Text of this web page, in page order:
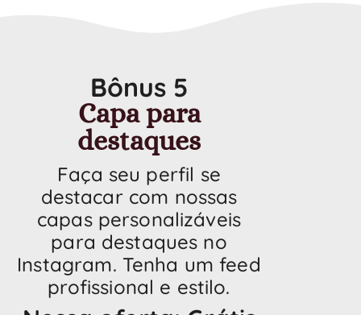
Bônus 5
Capa para
destaques
Faça seu perfil se
destacar com nossas
capas personalizáveis
para destaques no
Instagram. Tenha um feed
profissional e estilo.